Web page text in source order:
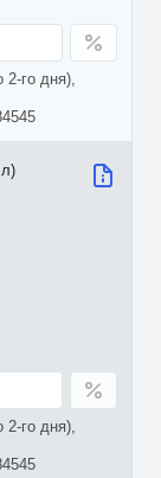
го дня),
го дня),